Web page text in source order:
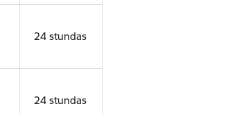
24 stundas
24 stundas